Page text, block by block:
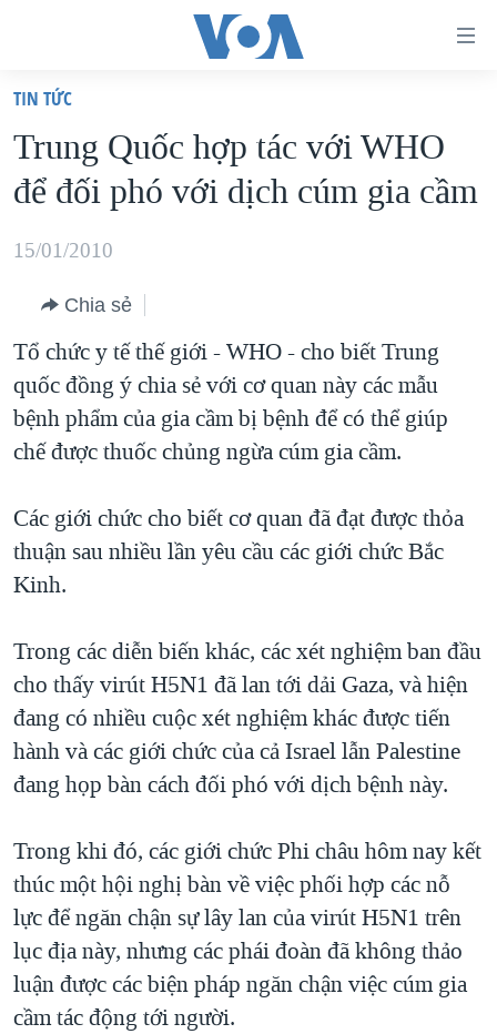
truy
cập
Tới
dung
chính
điều
hướng
chính
Đi
"Tìm"
VIỆT NAM
HOA KỲ
BIỂN ĐÔNG
BLOG
DIỄN ĐÀN
MỤC
TỰ DO BÁO CHÍ
NGƯỜI VIỆT HẢI NGOẠI
ĐỜI SỐNG
KHOA HỌC
SỨC KHOẺ
VĂN HOÁ
THỂ THAO
GIÁO DỤC
CHUYÊN ĐỀ
HÀNH TRÌNH BẦU CỬ 2024
MỘT NĂM CHIẾN TRANH TẠI DẢI GAZA
NGÀY TỊ NẠN THẾ GIỚI
TRỊNH VĨNH BÌNH - NGƯỜI HẠ 'BÊN THẮNG CUỘC'
GROUND ZERO – XƯA VÀ NAY
CHI PHÍ CHIẾN TRANH AFGHANISTAN
THƯỢNG ĐỈNH TRUMP-KIM TẠI VIỆT NAM
TRỊNH VĨNH BÌNH VS. CHÍNH PHỦ VIỆT NAM
NGƯ DÂN VIỆT VÀ LÀN SÓNG TRỘM HẢI SÂM
BÊN KIA QUỐC LỘ: TIẾNG VỌNG TỪ NÔNG THÔN MỸ
QUAN HỆ VIỆT MỸ
VIDEO
NGHE
Ngôn ngữ khác
TIN TỨC
Trung Quốc hợp tác với WHO
để đối phó với dịch cúm gia cầm
15/01/2010
Chia sẻ
Tổ chức y tế thế giới - WHO - cho biết Trung
quốc đồng ý chia sẻ với cơ quan này các mẫu
bệnh phẩm của gia cầm bị bệnh để có thể giúp
chế được thuốc chủng ngừa cúm gia cầm.
Các giới chức cho biết cơ quan đã đạt được thỏa
thuận sau nhiều lần yêu cầu các giới chức Bắc
Kinh.
Trong các diễn biến khác, các xét nghiệm ban đầu
cho thấy virút H5N1 đã lan tới dải Gaza, và hiện
đang có nhiều cuộc xét nghiệm khác được tiến
hành và các giới chức của cả Israel lẫn Palestine
đang họp bàn cách đối phó với dịch bệnh này.
Trong khi đó, các giới chức Phi châu hôm nay kết
thúc một hội nghị bàn về việc phối hợp các nỗ
lực để ngăn chận sự lây lan của virút H5N1 trên
lục địa này, nhưng các phái đoàn đã không thảo
luận được các biện pháp ngăn chận việc cúm gia
cầm tác động tới người.